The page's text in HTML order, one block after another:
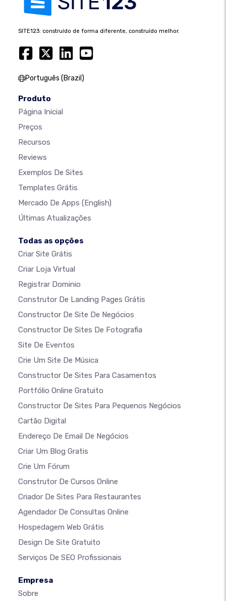
SITE123: construído de forma diferente, construído melhor.
Português (Brazil)
Produto
Página Inicial
Preços
Recursos
Reviews
Exemplos De Sites
Templates Grátis
Mercado De Apps (English)
Últimas Atualizações
Todas as opções
Criar Site Grátis
Criar Loja Virtual
Registrar Dominio
Construtor De Landing Pages Grátis
Constructor De Site De Negócios
Constructor De Sites De Fotografia
Site De Eventos
Crie Um Site De Música
Constructor De Sites Para Casamentos
Portfólio Online Gratuito
Constructor De Sites Para Pequenos Negócios
Cartão Digital
Endereço De Email De Negócios
Criar Um Blog Gratis
Crie Um Fórum
Construtor De Cursos Online
Criador De Sites Para Restaurantes
Agendador De Consultas Online
Hospedagem Web Grátis
Design De Site Gratuito
Serviços De SEO Profissionais
Empresa
Sobre